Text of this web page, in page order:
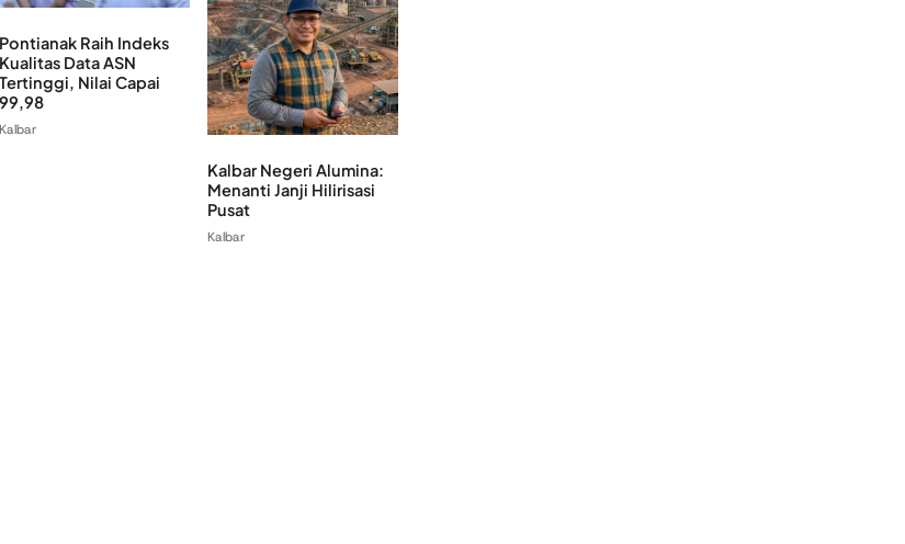
Pontianak Raih Indeks
Kualitas Data ASN
Tertinggi, Nilai Capai
99,98
Kalbar
Kalbar Negeri Alumina:
Menanti Janji Hilirisasi
Pusat
Kalbar